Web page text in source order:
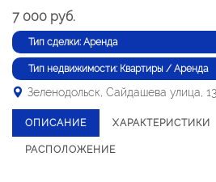
7 000 руб.
Тип сделки: Аренда
Тип недвижимости: Квартиры / Аренда
Зеленодольск, Сайдашева улица,
ОПИСАНИЕ ХАРАКТЕРИСТИКИ
РАСПОЛОЖЕНИЕ